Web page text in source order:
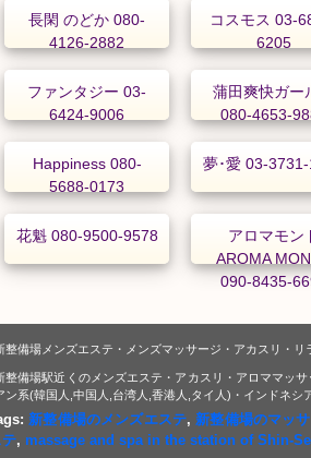
長閑 のどか 080-
4126-2882
コスモス 03-
6205
ファンタジー 03-
6424-9006
蒲田爽快ガー
080-4653-
Happiness 080-
5688-0173
夢･愛 03-
花魁 080-9500-9578
アロマモン
AROMA
090-8435-
整備場メンズエステ・メンズマッサージ・アカスリ・
整備場駅近くのメンズエステ・アカスリ・アロママッ
ン系(韓国人,中国人,台湾人,香港人,タイ人)・インドネシ
新整備場のメンズエステ,新整備場のマッ
, massage and spa in the station of Shin-